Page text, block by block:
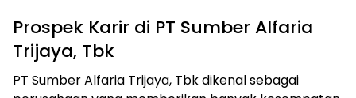
Prospek Karir di PT Sumber Alfaria
Trijaya, Tbk
PT Sumber Alfaria Trijaya, Tbk dikenal sebagai